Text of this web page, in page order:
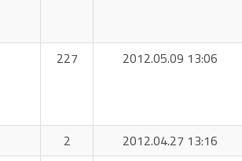
227 2012.05.09 13:06
2 2012.04.27 13:16